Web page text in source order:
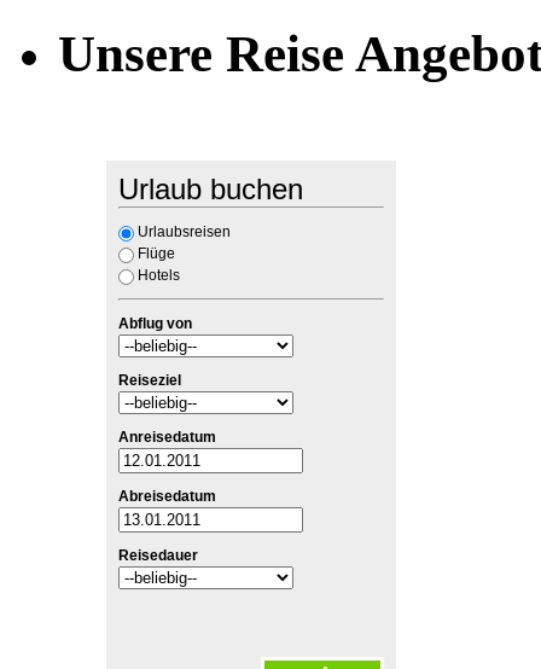
Unsere Reise
Urlaub buchen
Urlaubsreisen
Flüge
Hotels
Abflug von
Reiseziel
Anreisedatum
Abreisedatum
Reisedauer